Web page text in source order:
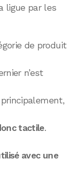
ligue par les
de produit
n’est
tactile.
avec une